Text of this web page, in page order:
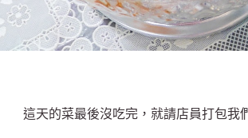
這天的菜最後沒吃完，就請店員打包我